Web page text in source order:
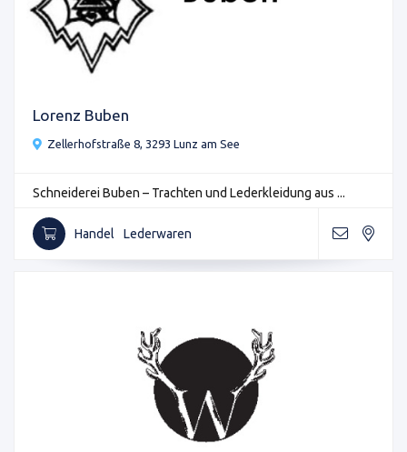
Lorenz Buben
Zellerhofstraße 8, 3293 Lunz am See
Schneiderei Buben – Trachten und Lederkleidung aus ...
Handel Lederwaren